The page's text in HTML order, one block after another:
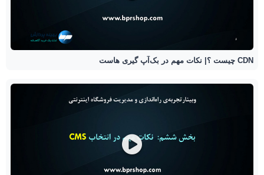
CDN چیست ؟| نکات مهم در بک‌آپ گیری هاست